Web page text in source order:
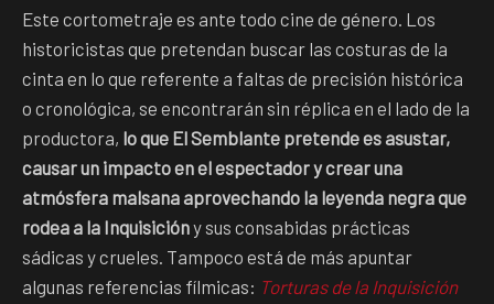
Este cortometraje es ante todo cine de género. Los
historicistas que pretendan buscar las costuras de la
cinta en lo que referente a faltas de precisión histórica
o cronológica, se encontrarán sin réplica en el lado de la
productora, lo que El Semblante pretende es asustar,
causar un impacto en el espectador y crear una
atmósfera malsana aprovechando la leyenda negra que
rodea a la Inquisicióny sus consabidas prácticas
sádicas y crueles. Tampoco está de más apuntar
algunas referencias fílmicas: Torturas de la Inquisición